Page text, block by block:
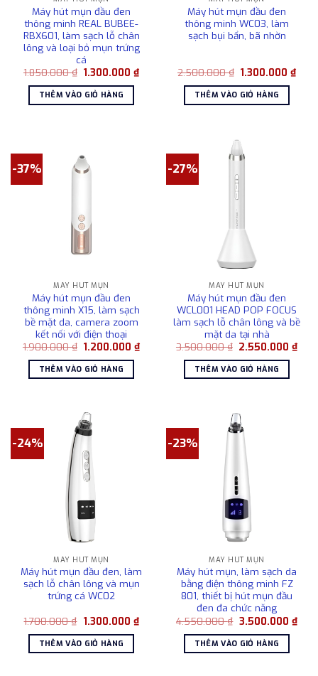
Máy hút mụn đầu đen
thông minh REAL BUBEE-
RBX601, làm sạch lỗ chân
lông và loại bỏ mụn trứng
cá
1.850.000₫ Giá
là:
1.850.000 ₫.
1.300.000₫Giá
1.300.000 ₫.
THÊM VÀO GIỎ HÀNG
Máy hút mụn đầu đen
thông minh WC03, làm
sạch bụi bẩn, bã nhờn
2.500.000₫ Giá
là:
2.500.000 ₫.
1.300.000₫Giá
THÊM VÀO GIỎ HÀNG
-37%
MÁY HÚT MỤN
Máy hút mụn đầu đen
thông minh X15, làm sạch
bề mặt da, camera zoom
kết nối với điện thoại
1.900.000₫ Giá
là:
1.900.000 ₫.
1.200.000₫Giá
hiện
1.200.000 ₫.
THÊM VÀO GIỎ HÀNG
-27%
MÁY HÚT MỤN
Máy hút mụn đầu đen
WCL001 HEAD POP FOCUS
làm sạch lỗ chân lông và bề
mặt da tại nhà
3.500.000₫ Giá
là:
3.500.000 ₫.
2.550.000₫Giá
hiện
THÊM VÀO GIỎ HÀNG
-24%
MÁY HÚT MỤN
Máy hút mụn đầu đen, làm
sạch lỗ chân lông và mụn
trứng cá WC02
1.700.000₫ Giá
là:
1.700.000 ₫.
1.300.000 ₫Giá
hiện
1.300.000 ₫.
THÊM VÀO GIỎ HÀNG
-23%
MÁY HÚT MỤN
Máy hút mụn, làm sạch da
bằng điện thông minh FZ
801, thiết bị hút mụn đầu
đen đa chức năng
4.550.000₫ Giá
là:
4.550.000 ₫.
3.500.000 ₫Giá
hiện
THÊM VÀO GIỎ HÀNG